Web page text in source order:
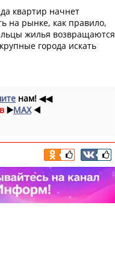
квартир начнет
на рынке, как правило,
жилья возвращаются
города искать
нам! ◀◀
▶️MAX ◀️